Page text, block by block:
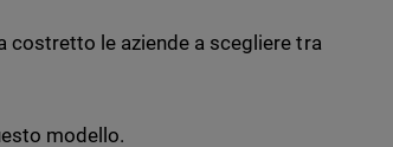
costretto le aziende a scegliere tra
modello.